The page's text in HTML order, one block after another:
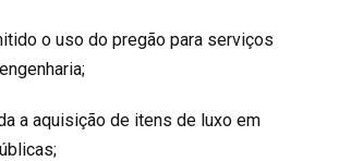
o uso do pregão para serviços
a aquisição de itens de luxo em